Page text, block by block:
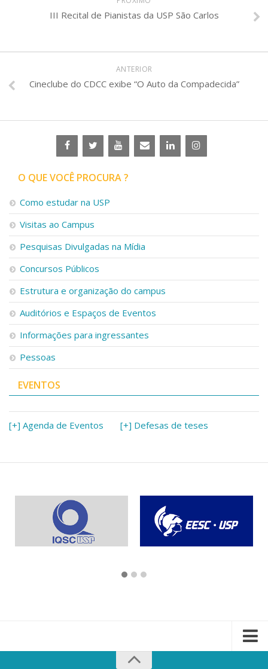
III Recital de Pianistas da USP São Carlos
ANTERIOR
Cineclube do CDCC exibe “O Auto da Compadecida”
O QUE VOCÊ PROCURA ?
Como estudar na USP
Visitas ao Campus
Pesquisas Divulgadas na Mídia
Concursos Públicos
Estrutura e organização do campus
Auditórios e Espaços de Eventos
Informações para ingressantes
Pessoas
EVENTOS
[+] Agenda de Eventos [+] Defesas de teses